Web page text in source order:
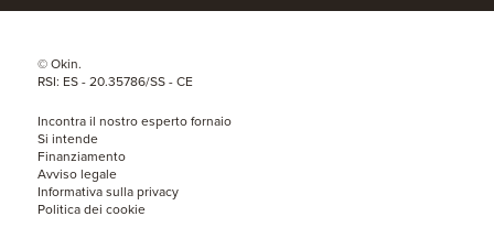
© Okin.
RSI: ES - 20.35786/SS - CE
Incontra il nostro esperto fornaio
Si intende
Finanziamento
Avviso legale
Informativa sulla privacy
Politica dei cookie